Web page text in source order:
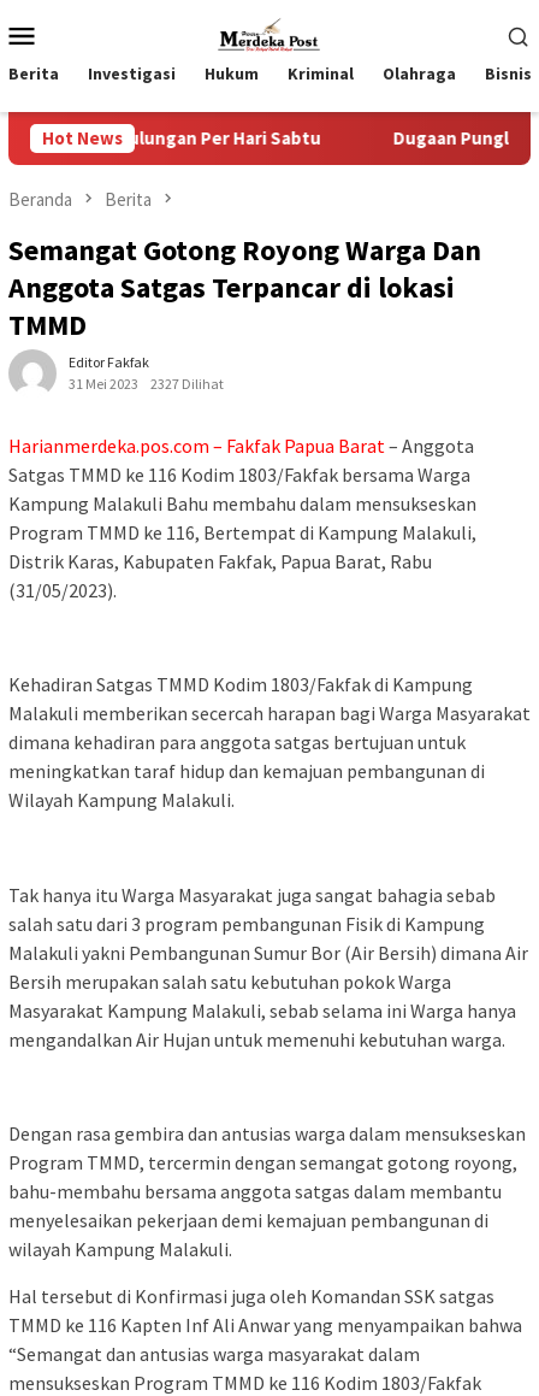
ke
kontenMobile
Berita Investigasi Hukum Kriminal Olahraga Bisnis
Hot News
Per Hari Sabtu Dugaan Pungli SKAB di BPRD
Beranda Berita
Semangat Gotong Royong Warga Dan
Anggota Satgas Terpancar di lokasi
TMMD
Editor Fakfak
31 Mei 2023
2327 Dilihat
Harianmerdeka.pos.com – Fakfak Papua Barat– Anggota
Satgas TMMD ke 116 Kodim 1803/Fakfak bersama Warga
Kampung Malakuli Bahu membahu dalam mensukseskan
Program TMMD ke 116, Bertempat di Kampung Malakuli,
Distrik Karas, Kabupaten Fakfak, Papua Barat, Rabu
(31/05/2023).
Kehadiran Satgas TMMD Kodim 1803/Fakfak di Kampung
Malakuli memberikan secercah harapan bagi Warga Masyarakat
dimana kehadiran para anggota satgas bertujuan untuk
meningkatkan taraf hidup dan kemajuan pembangunan di
Wilayah Kampung Malakuli.
Tak hanya itu Warga Masyarakat juga sangat bahagia sebab
salah satu dari 3 program pembangunan Fisik di Kampung
Malakuli yakni Pembangunan Sumur Bor (Air Bersih) dimana Air
Bersih merupakan salah satu kebutuhan pokok Warga
Masyarakat Kampung Malakuli, sebab selama ini Warga hanya
mengandalkan Air Hujan untuk memenuhi kebutuhan warga.
Dengan rasa gembira dan antusias warga dalam mensukseskan
Program TMMD, tercermin dengan semangat gotong royong,
bahu-membahu bersama anggota satgas dalam membantu
menyelesaikan pekerjaan demi kemajuan pembangunan di
wilayah Kampung Malakuli.
Hal tersebut di Konfirmasi juga oleh Komandan SSK satgas
TMMD ke 116 Kapten Inf Ali Anwar yang menyampaikan bahwa
“Semangat dan antusias warga masyarakat dalam
mensukseskan Program TMMD ke 116 Kodim 1803/Fakfak